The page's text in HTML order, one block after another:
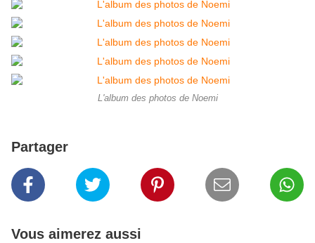
L'album des photos de Noemi
Partager
Vous aimerez aussi